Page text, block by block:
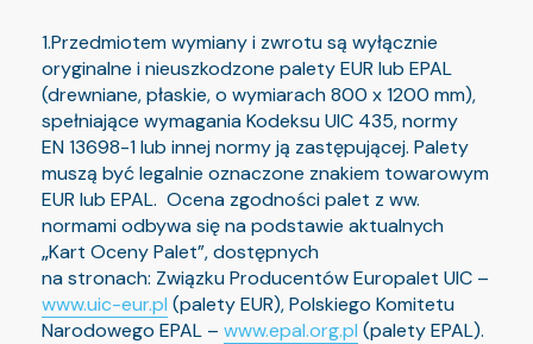
1.Przedmiotem wymiany i zwrotu są wyłącznie
oryginalne i nieuszkodzone palety EUR lub EPAL
(drewniane, płaskie, o wymiarach 800 x 1200 mm),
spełniające wymagania Kodeksu UIC 435, normy
EN 13698-1 lub innej normy ją zastępującej. Palety
muszą być legalnie oznaczone znakiem towarowym
EUR lub EPAL. Ocena zgodności palet z ww.
normami odbywa się na podstawie aktualnych
„Kart Oceny Palet”, dostępnych
na stronach: Związku Producentów Europalet UIC –
www.uic-eur.pl (palety EUR), Polskiego Komitetu
Narodowego EPAL – www.epal.org.pl (palety EPAL).